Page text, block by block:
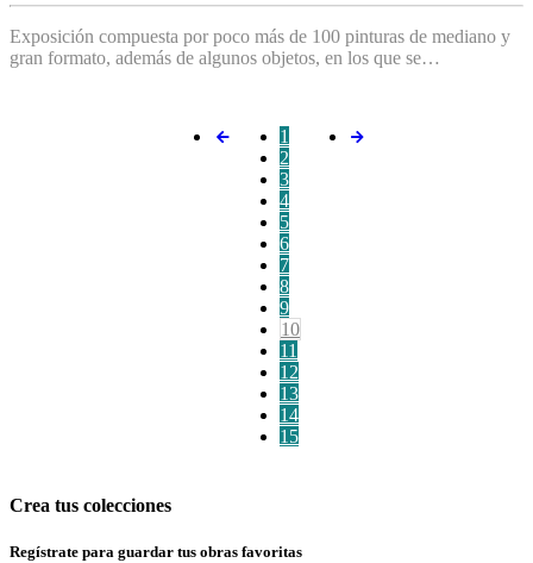
Exposición compuesta por poco más de 100 pinturas de mediano y
gran formato, además de algunos objetos, en los que se…
1
2
3
4
5
6
7
8
9
10
11
12
13
14
15
Crea tus colecciones
Regístrate para guardar tus obras favoritas